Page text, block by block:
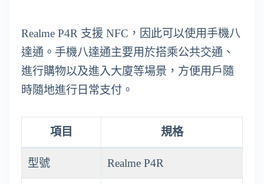
Realme P4R 支援 NFC，因此可以使用手機八
達通。手機八達通主要用於搭乘公共交通、
進行購物以及進入大廈等場景，方便用戶隨
時隨地進行日常支付。
項目 規格
型號 Realme P4R